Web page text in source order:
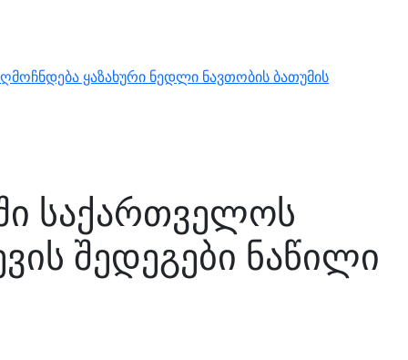
ყაზახური ნედლი ნავთობის ბათუმის
საქართველოს
შედეგები ნაწილი